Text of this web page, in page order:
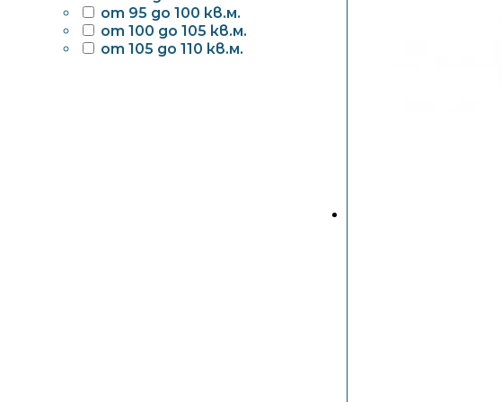
от 95 до 100 кв.м.
от 100 до 105 кв.м.
от 105 до 110 кв.м.